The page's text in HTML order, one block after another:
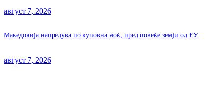
август 7, 2026
Македонија напредува по куповна моќ, пред повеќе земји од ЕУ
август 7, 2026